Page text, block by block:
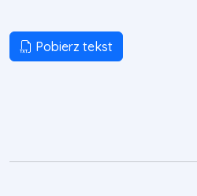
Pobierz tekst